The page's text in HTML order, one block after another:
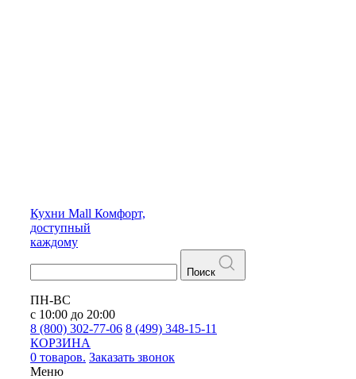
Кухни Mall Комфорт,
доступный
каждому
Поиск
ПН-ВС
с 10:00 до 20:00
8 (800) 302-77-06 8 (499) 348-15-11
КОРЗИНА
0 товаров. Заказать звонок
Меню